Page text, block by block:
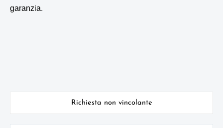
garanzia.
Richiesta non vincolante